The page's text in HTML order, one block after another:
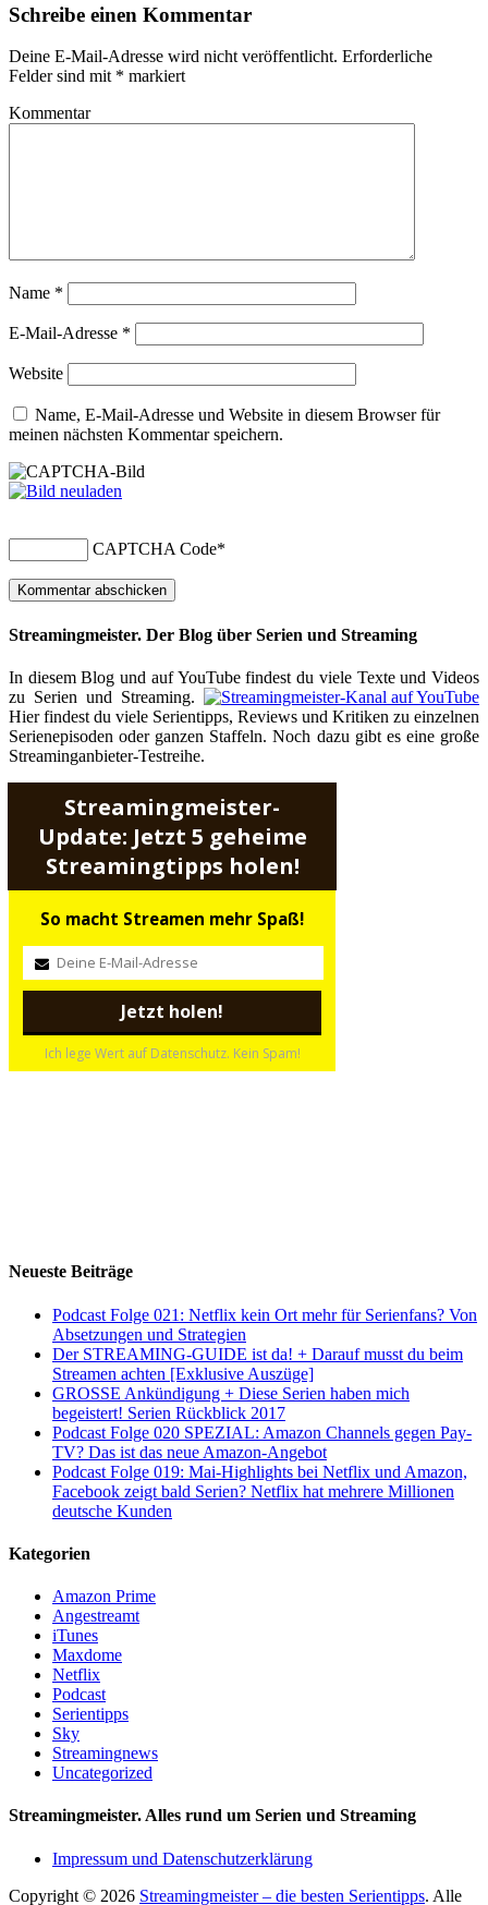
Schreibe einen Kommentar
Deine E-Mail-Adresse wird nicht veröffentlicht. Erforderliche
Felder sind mit * markiert
Kommentar
Name *
E-Mail-Adresse *
Website
Name, E-Mail-Adresse und Website in diesem Browser für
meinen nächsten Kommentar speichern.
CAPTCHA Code*
Streamingmeister. Der Blog über Serien und Streaming
In diesem Blog und auf YouTube findest du viele Texte und Videos
zu Serien und Streaming.
Hier findest du viele Serientipps, Reviews und Kritiken zu einzelnen
Serienepisoden oder ganzen Staffeln. Noch dazu gibt es eine große
Streaminganbieter-Testreihe.
Streamingmeister-
Update: Jetzt 5 geheime
Streamingtipps holen!
So macht Streamen mehr Spaß!
Ich lege Wert auf Datenschutz. Kein Spam!
Neueste Beiträge
Podcast Folge 021: Netflix kein Ort mehr für Serienfans? Von
Absetzungen und Strategien
Der STREAMING-GUIDE ist da! + Darauf musst du beim
Streamen achten [Exklusive Auszüge]
GROSSE Ankündigung + Diese Serien haben mich
begeistert! Serien Rückblick 2017
Podcast Folge 020 SPEZIAL: Amazon Channels gegen Pay-
TV? Das ist das neue Amazon-Angebot
Podcast Folge 019: Mai-Highlights bei Netflix und Amazon,
Facebook zeigt bald Serien? Netflix hat mehrere Millionen
deutsche Kunden
Kategorien
Amazon Prime
Angestreamt
iTunes
Maxdome
Netflix
Podcast
Serientipps
Sky
Streamingnews
Uncategorized
Streamingmeister. Alles rund um Serien und Streaming
Impressum und Datenschutzerklärung
Copyright © 2026 Streamingmeister – die besten Serientipps. Alle